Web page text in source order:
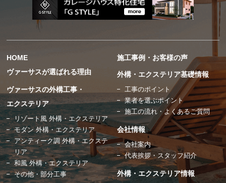
HOME
ヴァーサスが選ばれる理由
ヴァーサスの外構工事・
エクステリア
リゾート風 外構・エクステリア
モダン 外構・エクステリア
アンティーク調 外構・エクステ
リア
和風 外構・エクステリア
その他・部分工事
施工事例・お客様の声
外構・エクステリア基礎情報
工事のポイント
業者を選ぶポイント
施工の流れ・よくあるご質問
会社情報
会社案内
代表挨拶・スタッフ紹介
外構・エクステリア情報